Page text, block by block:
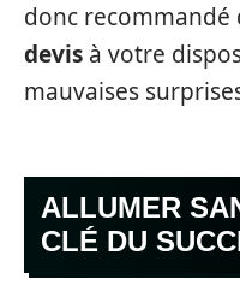
donc
devis à votre
mauvaises
ALLUMER
CLÉ DU